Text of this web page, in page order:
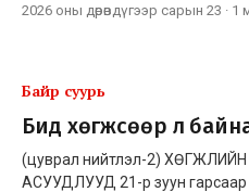
2026 оны дөрөвдүгээр сарын 23 · 1
Байр суурь
Бид хөгжсөөр л
(цуврал нийтлэл-2)
АСУУДЛУУД 21-р зуун гарсаар